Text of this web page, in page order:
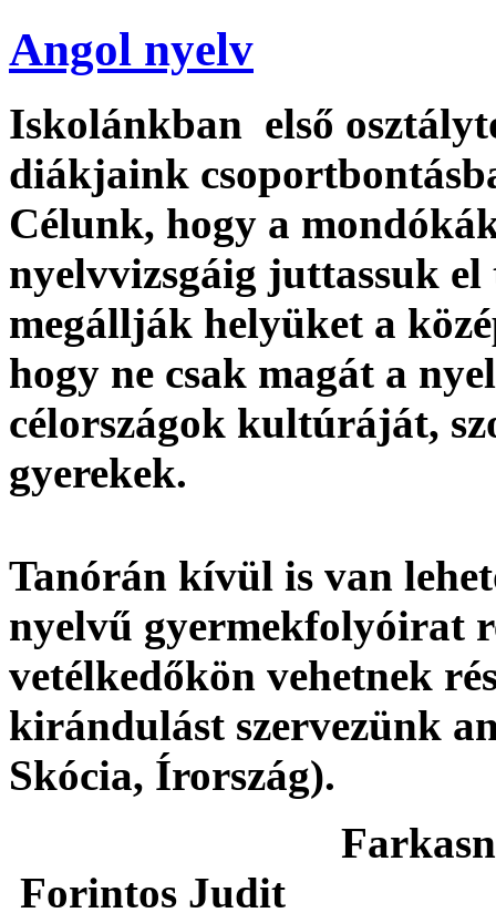
Angol nyelv
Iskolánkban első
diákjaink
Célunk, hogy a
nyelvvizsgáig juttassuk
megállják helyüket a
hogy ne csak magát a
célországok kultúráját,
gyerekek.
Tanórán kívül is van
nyelvű gyermekfolyóirat
vetélkedőkön vehetnek
kirándulást szervezünk
Skócia, Írország).
Farkasné
Forintos Judit